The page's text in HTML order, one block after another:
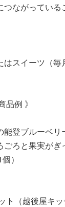
つながっている
スイーツ（毎
品例 》
能登ブルーベリ
ろと果実が
）
ト（越後屋キッ